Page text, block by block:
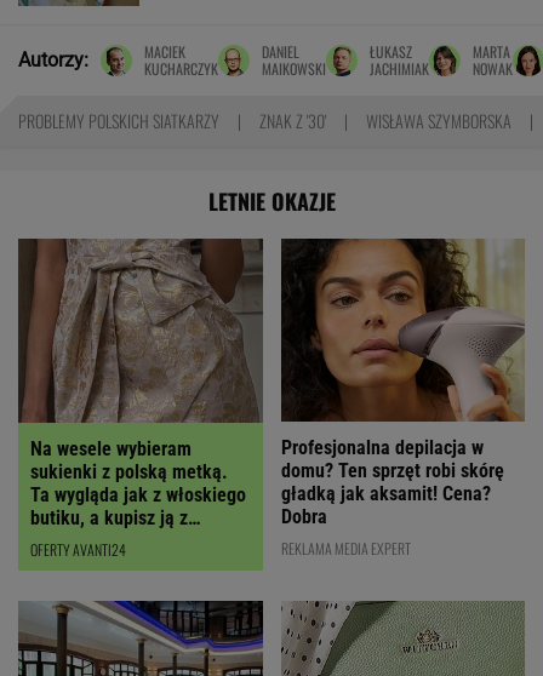
Autorzy:
MACIEK
KUCHARCZYK
DANIEL
MAIKOWSKI
ŁUKASZ
JACHIMIAK
MARTA
NOWAK
PROBLEMY POLSKICH SIATKARZY ZNAK Z '30' WISŁAWA SZYMBORSKA
LETNIE OKAZJE
Na wesele wybieram
sukienki z polską metką.
Ta wygląda jak z włoskiego
butiku, a kupisz ją z
RABATEM
OFERTY AVANTI24
Profesjonalna depilacja w
domu? Ten sprzęt robi skórę
gładką jak aksamit! Cena?
Dobra
REKLAMA MEDIA EXPERT